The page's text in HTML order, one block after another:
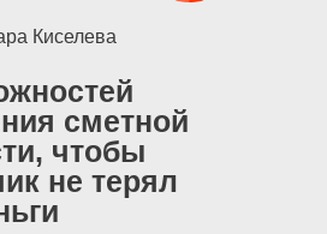
сметной
чтобы
не терял
Киселева